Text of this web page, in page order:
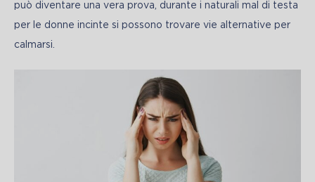
può diventare una vera prova, durante i naturali mal di testa
per le donne incinte si possono trovare vie alternative per
calmarsi.